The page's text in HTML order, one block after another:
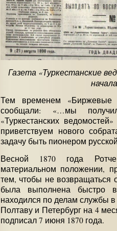
Газета «Туркестанские
Тем временем
сообщали: «…мы
«Туркестанских
приветствуем нового
задачу быть пионером
Весной 1870 года
материальном положении,
тем, чтобы не возвращаться
была выполнена быстро
находился по делам службы
Полтаву и Петербург на 4
подписал 7 июня 1870 года.